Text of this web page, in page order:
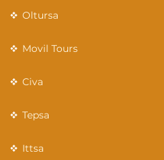
Oltursa
Movil Tours
Civa
Tepsa
Ittsa